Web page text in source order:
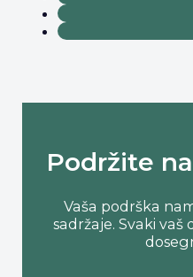
Podržite
Vaša podrška
sadržaje. Svaki